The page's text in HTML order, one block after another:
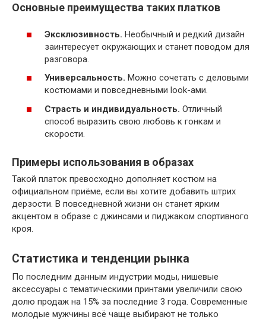
Основные преимущества таких платков
Эксклюзивность. Необычный и редкий дизайн
заинтересует окружающих и станет поводом для
разговора.
Универсальность. Можно сочетать с деловыми
костюмами и повседневными look-ами.
Страсть и индивидуальность. Отличный
способ выразить свою любовь к гонкам и
скорости.
Примеры использования в образах
Такой платок превосходно дополняет костюм на
официальном приёме, если вы хотите добавить штрих
дерзости. В повседневной жизни он станет ярким
акцентом в образе с джинсами и пиджаком спортивного
кроя.
Статистика и тенденции рынка
По последним данным индустрии моды, нишевые
аксессуары с тематическими принтами увеличили свою
долю продаж на 15% за последние 3 года. Современные
молодые мужчины всё чаще выбирают не только